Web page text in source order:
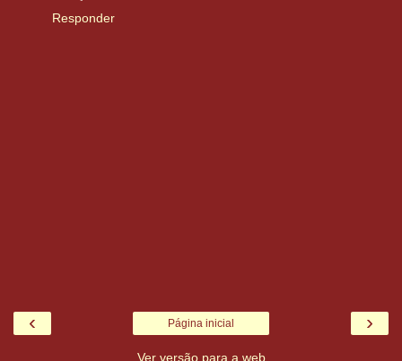
Responder
‹ ›
Página inicial
Ver versão para a web